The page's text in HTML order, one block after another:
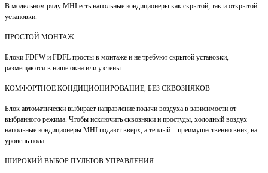
В модельном ряду MHI есть напольные кондиционеры как скрытой, так и открытой
установки.
ПРОСТОЙ МОНТАЖ
Блоки FDFW и FDFL просты в монтаже и не требуют скрытой установки,
размещаются в нише окна или у стены.
КОМФОРТНОЕ КОНДИЦИОНИРОВАНИЕ, БЕЗ СКВОЗНЯКОВ
Блок автоматически выбирает направление подачи воздуха в зависимости от
выбранного режима. Чтобы исключить сквозняки и простуды, холодный воздух
напольные кондиционеры MHI подают вверх, а теплый – преимущественно вниз, на
уровень пола.
ШИРОКИЙ ВЫБОР ПУЛЬТОВ УПРАВЛЕНИЯ